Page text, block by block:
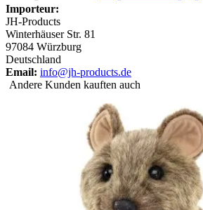
Importeur:
JH-Products
Winterhäuser Str. 81
97084 Würzburg
Deutschland
Email: info@jh-products.de
Andere Kunden kauften auch